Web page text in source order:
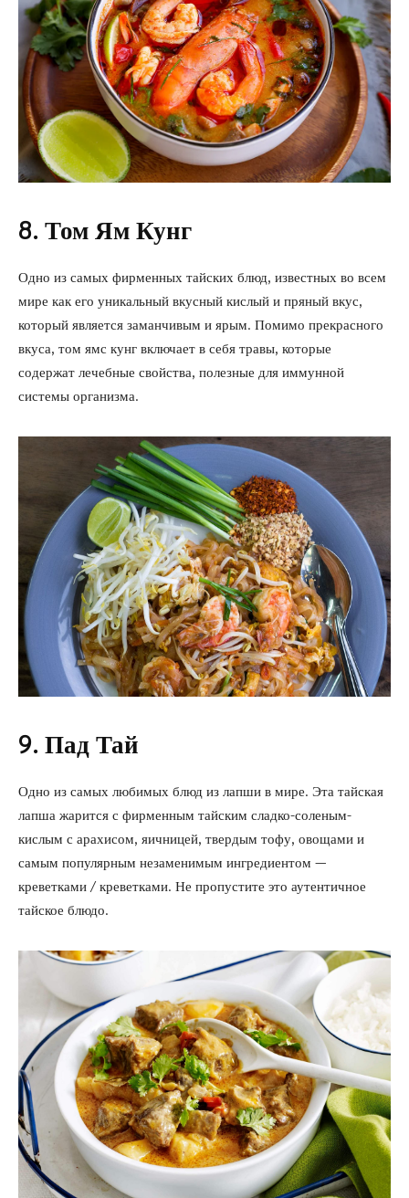
8. Том Ям Кунг
Одно из самых фирменных тайских блюд, известных во всем
мире как его уникальный вкусный кислый и пряный вкус,
который является заманчивым и ярым. Помимо прекрасного
вкуса, том ямс кунг включает в себя травы, которые
содержат лечебные свойства, полезные для иммунной
системы организма.
9. Пад Тай
Одно из самых любимых блюд из лапши в мире. Эта тайская
лапша жарится с фирменным тайским сладко-соленым-
кислым с арахисом, яичницей, твердым тофу, овощами и
самым популярным незаменимым ингредиентом —
креветками / креветками. Не пропустите это аутентичное
тайское блюдо.